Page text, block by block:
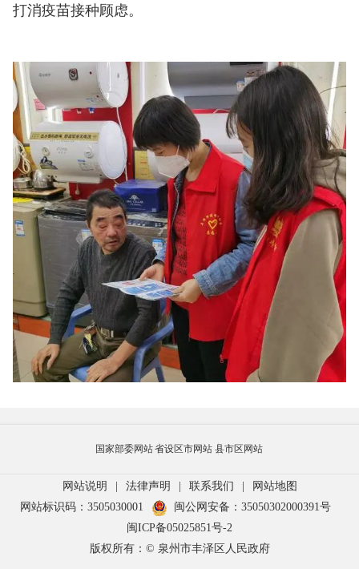
打消疫苗接种顾虑。
国家部委网站省设区市网站 县市区网站
网站说明 | 法律声明 | 联系我们 |
网站地图
网站标识码：3505030001
闽公网安备：35050302000391号
闽ICP备05025851号-2
版权所有：© 泉州市丰泽区人民政府